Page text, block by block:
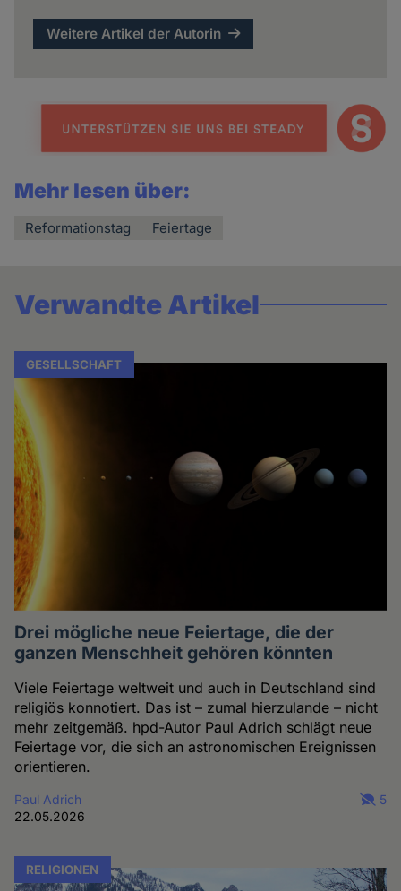
Weitere Artikel der Autorin
Mehr lesen über:
Reformationstag Feiertage
Verwandte Artikel
GESELLSCHAFT
Drei mögliche neue Feiertage, die der
ganzen Menschheit gehören könnten
Viele Feiertage weltweit und auch in Deutschland sind
religiös konnotiert. Das ist – zumal hierzulande – nicht
mehr zeitgemäß. hpd-Autor Paul Adrich schlägt neue
Feiertage vor, die sich an astronomischen Ereignissen
orientieren.
Paul Adrich
22.05.2026
5
RELIGIONEN